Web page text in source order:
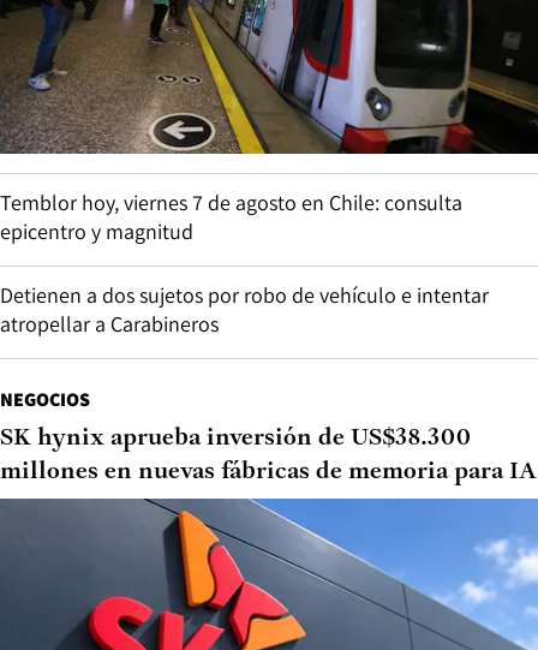
Temblor hoy, viernes 7 de agosto en Chile: consulta
epicentro y magnitud
Detienen a dos sujetos por robo de vehículo e intentar
atropellar a Carabineros
NEGOCIOS
SK hynix aprueba inversión de US$38.300
millones en nuevas fábricas de memoria para IA